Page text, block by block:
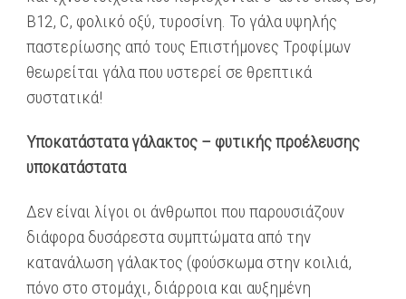
Β12, C, φολικό οξύ, τυροσίνη. Το γάλα υψηλής
παστερίωσης από τους Επιστήμονες Τροφίμων
θεωρείται γάλα που υστερεί σε θρεπτικά
συστατικά!
Υποκατάστατα γάλακτος – φυτικής προέλευσης
υποκατάστατα
Δεν είναι λίγοι οι άνθρωποι που παρουσιάζουν
διάφορα δυσάρεστα συμπτώματα από την
κατανάλωση γάλακτος (φούσκωμα στην κοιλιά,
πόνο στο στομάχι, διάρροια και αυξημένη